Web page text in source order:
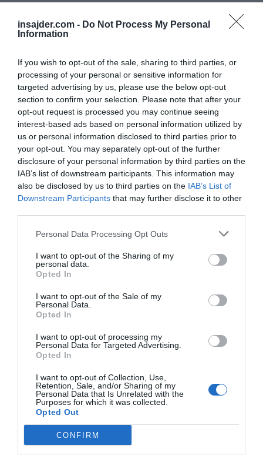
insajder.com - Do Not Process My Personal
Information
If you wish to opt-out of the sale, sharing to third parties, or
processing of your personal or sensitive information for
targeted advertising by us, please use the below opt-out
section to confirm your selection. Please note that after your
opt-out request is processed you may continue seeing
interest-based ads based on personal information utilized by
us or personal information disclosed to third parties prior to
your opt-out. You may separately opt-out of the further
disclosure of your personal information by third parties on the
IAB’s list of downstream participants. This information may
also be disclosed by us to third parties on the IAB’s List of
Downstream Participants that may further disclose it to other
Personal Data Processing Opt Outs
I want to opt-out of the Sharing of my
personal data.
Opted In
I want to opt-out of the Sale of my
Personal Data.
Opted In
I want to opt-out of processing my
Personal Data for Targeted Advertising.
Opted In
I want to opt-out of Collection, Use,
Retention, Sale, and/or Sharing of my
Personal Data that Is Unrelated with the
Purposes for which it was collected.
Opted Out
CONFIRM
Ali pa sploh ni trolanje.
Znano je, da si sedanji predsednikZDAželi, da
bi do leta2029 začela delovati vrhunska
vesoljska protiraketna obramba, ki jo je
poimenovalZlata kupola (Golden Dome).
Kongresni proračunski urad (Congressional
Budget Office, CBO) je pravkar opustil
preverjanje realnosti:1,2 bilijonadolarjev v
letih ?
To je precej več kot prvotno napovedanih
(okvirnih)175 milijard dolarjev
Največji del?7800vesoljskih prestreznikov za
približno743 milijard dolarjev
Ki lahko hkrati prenesejo le10raket.
Trump wants a badass space-based missile
defense up and running by 2029.
CBO just dropped the reality check: $1.2
trillion over 20 years? Nah, that's way above
the $175B ballpark.